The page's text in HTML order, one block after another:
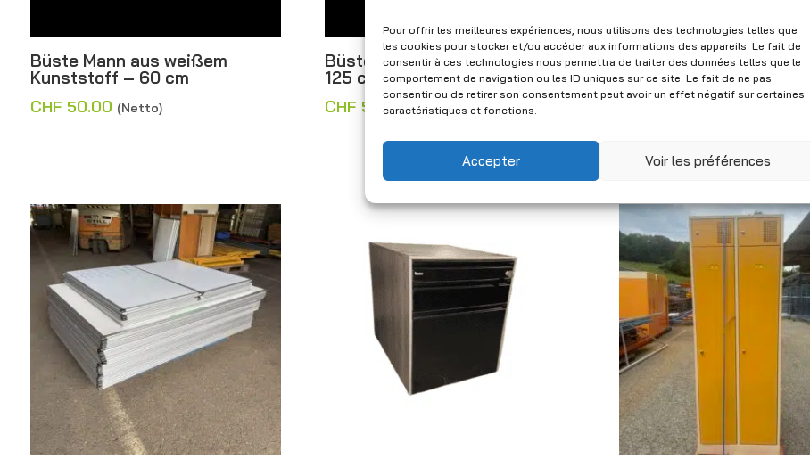
Pour offrir les meilleures expériences, nous utilisons des technologies telles que
les cookies pour stocker et/ou accéder aux informations des appareils. Le fait de
consentir à ces technologies nous permettra de traiter des données telles que le
comportement de navigation ou les ID uniques sur ce site. Le fait de ne pas
consentir ou de retirer son consentement peut avoir un effet négatif sur certaines
caractéristiques et fonctions.
Accepter Voir les préférences
Büste Mann aus weißem
Kunststoff – 60 cm
CHF 50.00 (Netto)
Büste Schneiderin Frau grau –
125 cm
CHF 50.00 (Netto)
Damenbüste aus beigem
Leinen mit verstellbarem
Metallfuß – 81×35 cm –